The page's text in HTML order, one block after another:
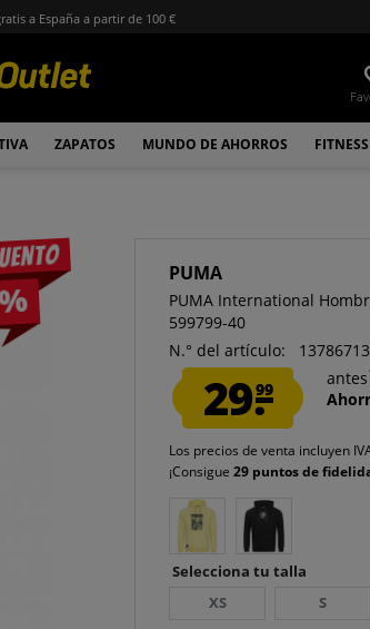
a España a partir de 100 €
ZAPATOS MUNDO DE AHORROS FITNESS
PUMA
PUMA International
599799-40
N.° del artículo:
29.99
antes
Los precios de venta incluyen
¡Consigue29 puntos de
Selecciona tu talla
XS
S